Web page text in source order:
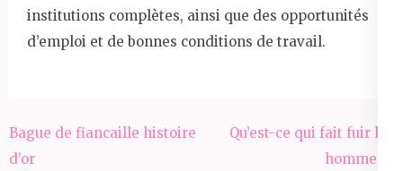
institutions complètes, ainsi que des opportunités
d’emploi et de bonnes conditions de travail.
Navigation
de
Bague de fiancaille histoire
d’or
Qu’est-ce qui fait fuir les
hommes ?